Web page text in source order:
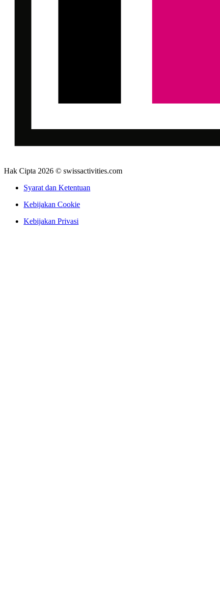
Hak Cipta 2026 © swissactivities.com
Syarat dan Ketentuan
Kebijakan Cookie
Kebijakan Privasi